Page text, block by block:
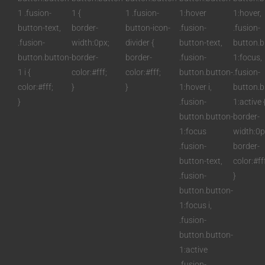
Miten ne toimivat?
UKK
Videoiden
1 .fusion-
button-text,
.fusion-
button.button-
1 i {
color:#fff;
}
1 {
border-
width:0px;
border-
color:#fff;
}
1 .fusion-
button-icon-
divider {
border-
color:#fff;
}
1:hover
.fusion-
button-text,
.fusion-
button.button-
1:hover i,
.fusion-
button.button-
1:focus
.fusion-
button-text,
.fusion-
button.button-
1:focus i,
.fusion-
button.button-
1:active
1:hover,
.fusion-
1:focus,
.fusion-
1:active
border-
border-
}